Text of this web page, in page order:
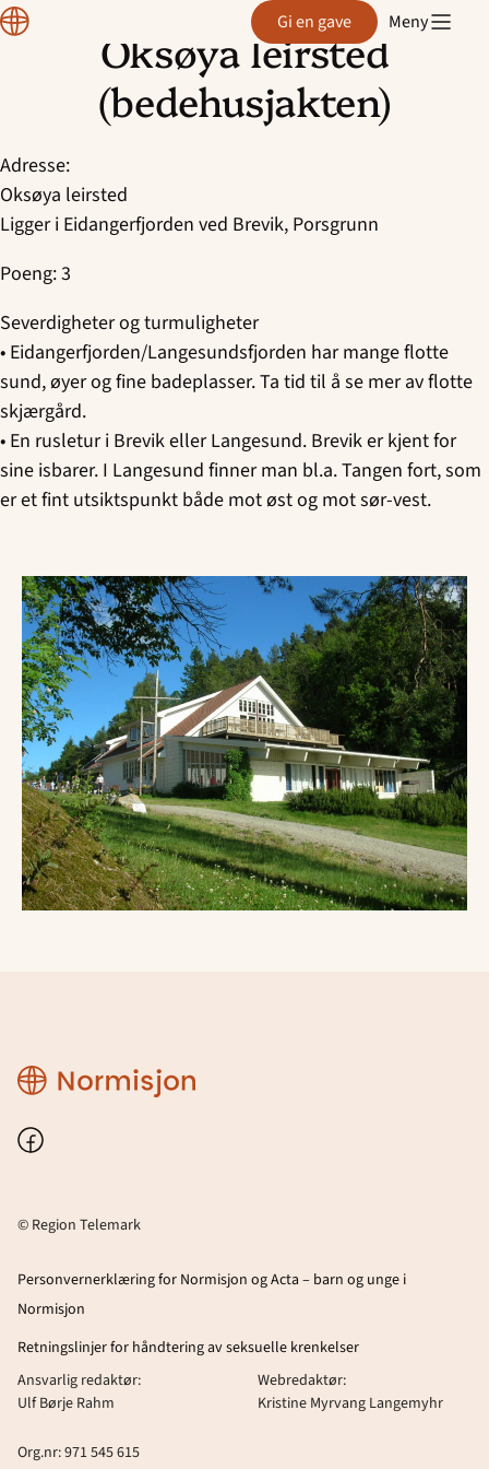
Region
Telemark Gi en gave Meny
Kragerø - Singspiration
Kragerø Soul Children
Langesund Barnegospel
Langesund - Guts
Notodden Soul Children
Porsgrunn Soul Children
Rjukan Soul Kids
Skien Soul Children
Tinn Soul Teens
Oksøya leirsted
(bedehusjakten)
Adresse:
Oksøya leirsted
Ligger i Eidangerfjorden ved Brevik, Porsgrunn
Poeng: 3
Severdigheter og turmuligheter
• Eidangerfjorden/Langesundsfjorden har mange flotte
sund, øyer og fine badeplasser. Ta tid til å se mer av flotte
skjærgård.
• En rusletur i Brevik eller Langesund. Brevik er kjent for
sine isbarer. I Langesund finner man bl.a. Tangen fort, som
er et fint utsiktspunkt både mot øst og mot sør-vest.
Region
Telemark
Facebook
© Region Telemark
Personvernerklæring for Normisjon og Acta – barn og unge i
Normisjon
Retningslinjer for håndtering av seksuelle krenkelser
Ansvarlig redaktør:
Ulf Børje Rahm
Webredaktør:
Kristine Myrvang Langemyhr
Org.nr: 971 545 615